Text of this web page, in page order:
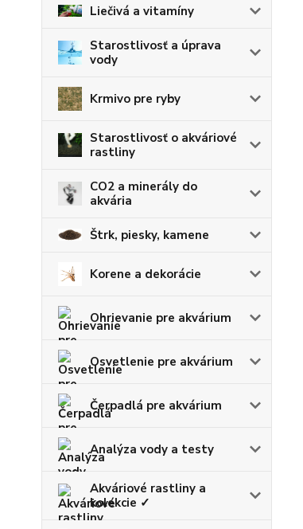
Liečivá a vitamíny
Starostlivosť a úprava
vody
Krmivo pre ryby
Starostlivosť o akváriové
rastliny
CO2 a minerály do
akvária
Štrk, piesky, kamene
Korene a dekorácie
Ohrievanie pre akvárium
Osvetlenie pre akvárium
Čerpadlá pre akvárium
Analýza vody a testy
Akváriové rastliny a
kolekcie ✓